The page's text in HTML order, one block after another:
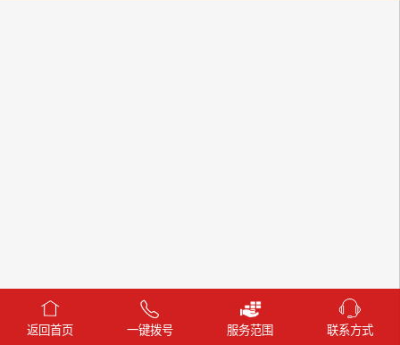
返回首页 一键拨号 服务范围 联系方式